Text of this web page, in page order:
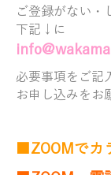
ご登録がない・
下記↓に
必要事項をご記
お申し込みをお
■ZOOMでカ